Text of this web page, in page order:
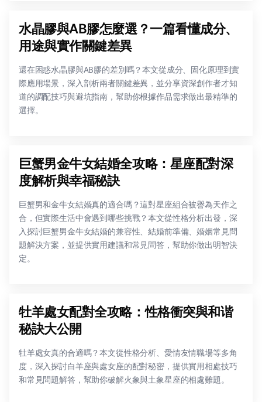
水晶膠與AB膠怎麼選？一篇看懂成分、
用途與實作關鍵差異
還在困惑水晶膠與AB膠的差別嗎？本文從成分、固化原理到實
際應用場景，深入剖析兩者關鍵差異，並分享資深創作者才知
道的調配技巧與避坑指南，幫助你根據作品需求做出最精準的
選擇。
巨蟹男金牛女結婚全攻略：星座配對深
度解析與幸福秘訣
巨蟹男和金牛女結婚真的適合嗎？這對星座組合被譽為天作之
合，但實際生活中會遇到哪些挑戰？本文從性格分析出發，深
入探討巨蟹男金牛女結婚的兼容性、結婚前準備、婚姻常見問
題解決方案，並提供實用建議和常見問答，幫助你做出明智決
定。
牡羊處女配對全攻略：性格衝突與和谐
秘訣大公開
牡羊處女真的合適嗎？本文從性格分析、愛情友情職場等多角
度，深入探討白羊座與處女座的配對秘密，提供實用相處技巧
和常見問題解答，幫助你破解火象與土象星座的相處難題。